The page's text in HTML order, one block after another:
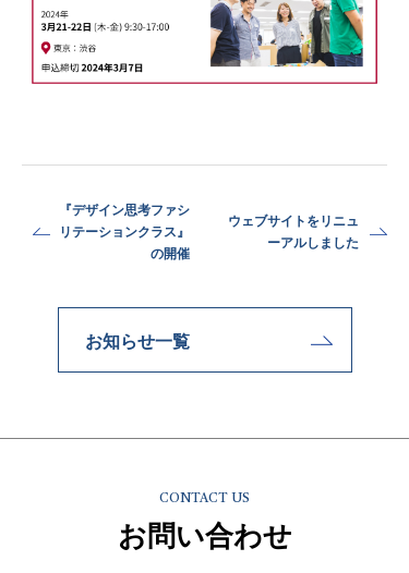
『デザイン思考ファシ
リテーションクラス』
の開催
ウェブサイトをリニュ
ーアルしました
お知らせ一覧
CONTACT US
お問い合わせ